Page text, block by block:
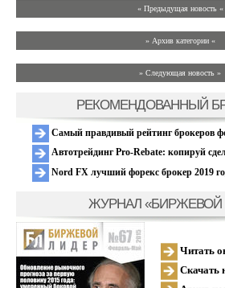
« Предыдущая новость «
» Архив категории «
» Следующая новость »
РЕКОМЕНДОВАННЫЙ
Самый правдивый рейтинг брокеров
Автотрейдинг Pro-Rebate: копируй
Nord FX лучший форекс брокер 2019
ЖУРНАЛ «БИРЖЕВОЙ
Читать
Скачать